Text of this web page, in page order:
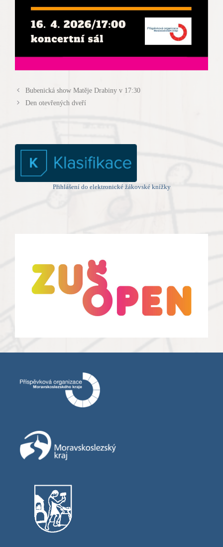
Bubenická show Matěje Drabiny v 17:30
Den otevřených dveří
Přihlášení do elektronické žákovské knížky